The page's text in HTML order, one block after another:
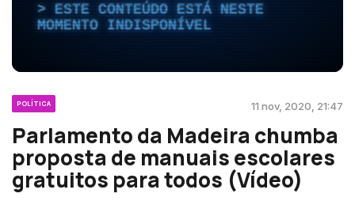
ESTE CONTEÚDO ESTÁ NESTE
MOMENTO INDISPONÍVEL
POLÍTICA 11 nov, 2020, 21:47
Parlamento da Madeira chumba
proposta de manuais escolares
gratuitos para todos (Vídeo)